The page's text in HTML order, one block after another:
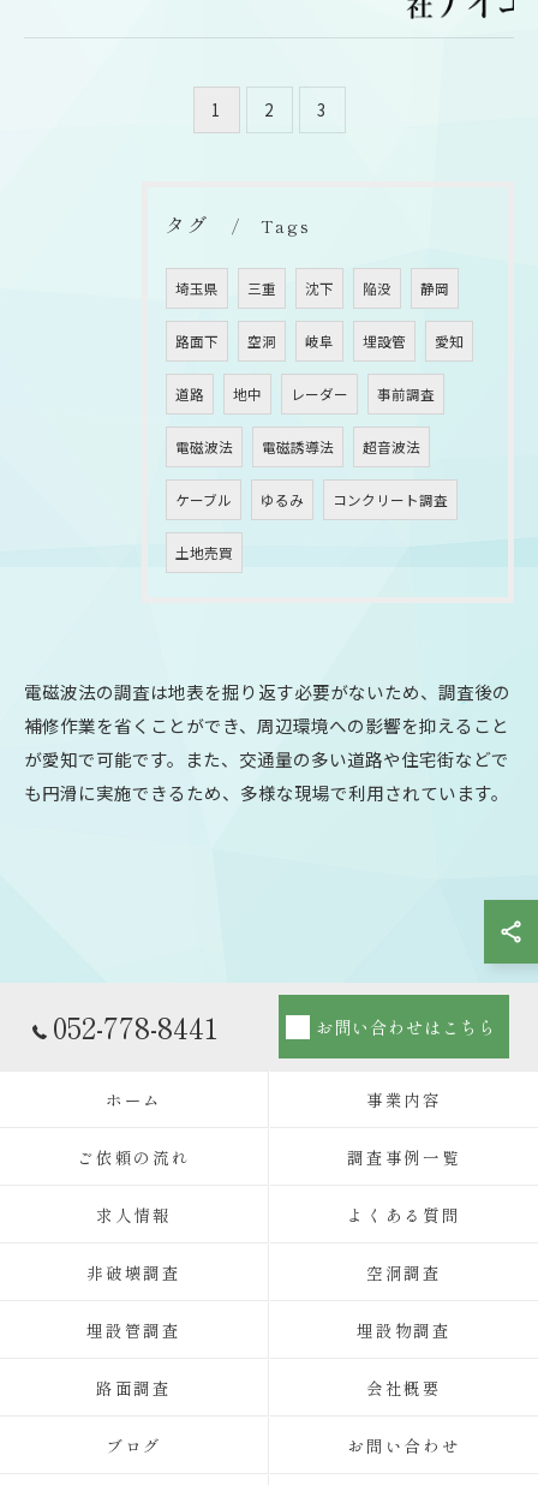
1 2 3
タグ Tags
埼玉県 三重 沈下 陥没 静岡
路面下 空洞 岐阜 埋設管 愛知
道路 地中 レーダー 事前調査
電磁波法 電磁誘導法 超音波法
ケーブル ゆるみ コンクリート調査
土地売買
電磁波法の調査は地表を掘り返す必要がないため、調査後の
補修作業を省くことができ、周辺環境への影響を抑えること
が愛知で可能です。また、交通量の多い道路や住宅街などで
も円滑に実施できるため、多様な現場で利用されています。
052-778-8441 お問い合わせはこちら
ホーム 事業内容
ご依頼の流れ 調査事例一覧
求人情報 よくある質問
非破壊調査 空洞調査
埋設管調査 埋設物調査
路面調査 会社概要
ブログ お問い合わせ